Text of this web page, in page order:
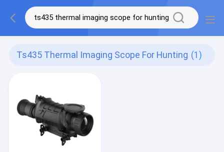
Ts435 Thermal Imaging Scope For Hunting (1)